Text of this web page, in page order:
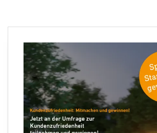
Ihre E-Mail Adresse